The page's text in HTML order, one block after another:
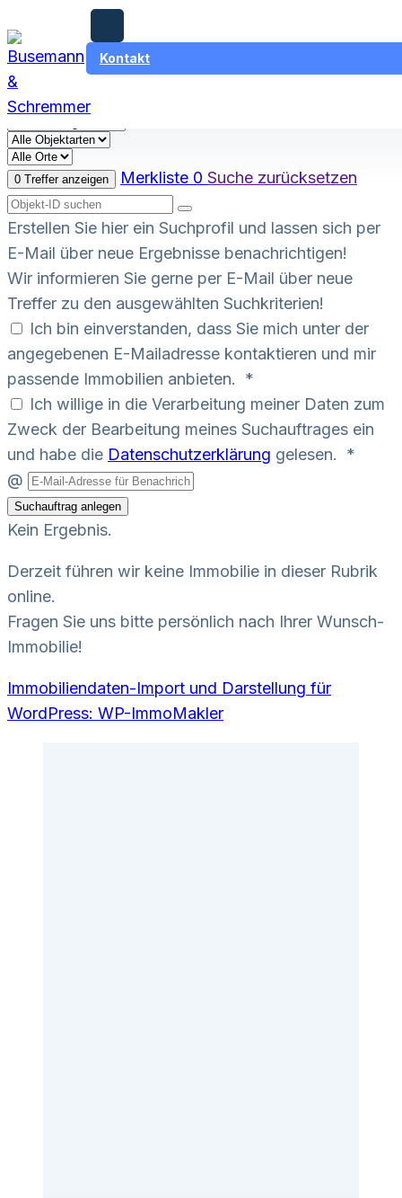
Wichtige Informationen für Hauskäufer & Eigentümer am 7. August
2026!
Kontakt
0 Treffer anzeigen Merkliste 0 Suche zurücksetzen
Erstellen Sie hier ein Suchprofil und lassen sich per
E-Mail über neue Ergebnisse benachrichtigen!
Wir informieren Sie gerne per E-Mail über neue
Treffer zu den ausgewählten Suchkriterien!
Ich bin einverstanden, dass Sie mich unter der
angegebenen E-Mailadresse kontaktieren und mir
passende Immobilien anbieten. *
Ich willige in die Verarbeitung meiner Daten zum
Zweck der Bearbeitung meines Suchauftrages ein
und habe die Datenschutzerklärung gelesen. *
@
Suchauftrag anlegen
Kein Ergebnis.
Derzeit führen wir keine Immobilie in dieser Rubrik
online.
Fragen Sie uns bitte persönlich nach Ihrer Wunsch-
Immobilie!
Immobiliendaten-Import und Darstellung für
WordPress: WP-ImmoMakler